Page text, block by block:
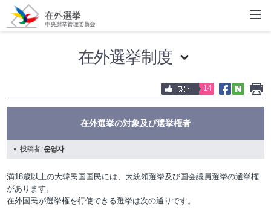
在外選挙制度
14
在外選挙の対象及び選挙権者
投稿者 :운영자
満18歳以上の大韓民国国民には、大統領選挙及び国会議員選挙の選挙権
があります。
在外国民が選挙権を行使できる選挙は次の通りです。